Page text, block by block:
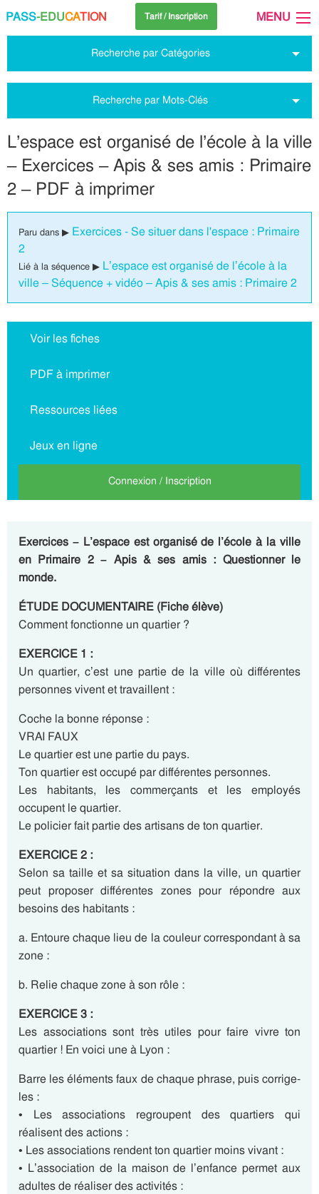
PASS-EDUCATION Tarif / Inscription MENU
Recherche par Catégories
Recherche par Mots-Clés
L’espace est organisé de l’école à la ville
– Exercices – Apis & ses amis : Primaire
2 – PDF à imprimer
Paru dans ▶ Exercices - Se situer dans l'espace : Primaire
2
Lié à la séquence ▶ L’espace est organisé de l’école à la
ville – Séquence + vidéo – Apis & ses amis : Primaire 2
Voir les fiches
PDF à imprimer
Ressources liées
Jeux en ligne
Connexion / Inscription
Exercices – L’espace est organisé de l’école à la ville
en Primaire 2 – Apis & ses amis : Questionner le
monde.
ÉTUDE DOCUMENTAIRE (Fiche élève)
Comment fonctionne un quartier ?
EXERCICE 1 :
Un quartier, c’est une partie de la ville où différentes
personnes vivent et travaillent :
Coche la bonne réponse :
VRAI FAUX
Le quartier est une partie du pays.
Ton quartier est occupé par différentes personnes.
Les habitants, les commerçants et les employés
occupent le quartier.
Le policier fait partie des artisans de ton quartier.
EXERCICE 2 :
Selon sa taille et sa situation dans la ville, un quartier
peut proposer différentes zones pour répondre aux
besoins des habitants :
a. Entoure chaque lieu de la couleur correspondant à sa
zone :
b. Relie chaque zone à son rôle :
EXERCICE 3 :
Les associations sont très utiles pour faire vivre ton
quartier ! En voici une à Lyon :
Barre les éléments faux de chaque phrase, puis corrige-
les :
• Les associations regroupent des quartiers qui
réalisent des actions :
• Les associations rendent ton quartier moins vivant :
• L’association de la maison de l’enfance permet aux
adultes de réaliser des activités :